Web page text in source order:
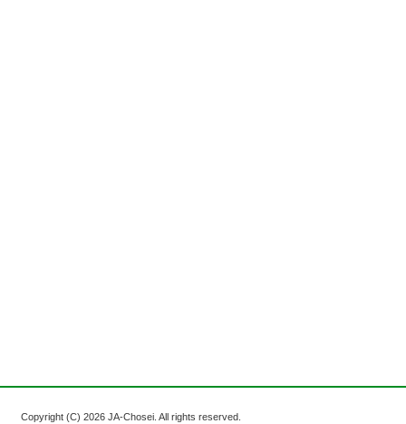
Copyright (C) 2026 JA-Chosei. All rights reserved.